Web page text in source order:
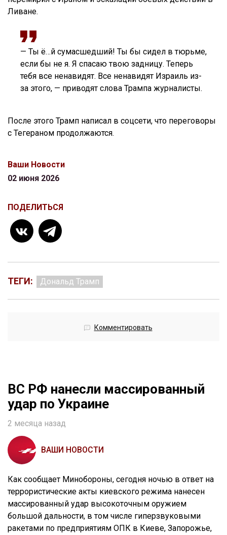
Ливане.
— Ты ё…й сумасшедший! Ты бы сидел в тюрьме,
если бы не я. Я спасаю твою задницу. Теперь
тебя все ненавидят. Все ненавидят Израиль из-
за этого, — приводят слова Трампа журналисты.
После этого Трамп написал в соцсети, что переговоры
с Тегераном продолжаются.
Ваши Новости
02 июня 2026
ПОДЕЛИТЬСЯ
ТЕГИ: Дональд Трамп
Комментировать
ВС РФ нанесли массированный
удар по Украине
2 месяца назад
ВАШИ НОВОСТИ
Как сообщает Минобороны, сегодня ночью в ответ на
террористические акты киевского режима нанесен
массированный удар высокоточным оружием
большой дальности, в том числе гиперзвуковыми
ракетами по предприятиям ОПК в Киеве, Запорожье,